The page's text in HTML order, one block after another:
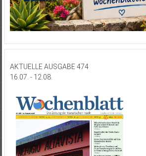
AKTUELLE AUSGABE 474
16.07. - 12.08.